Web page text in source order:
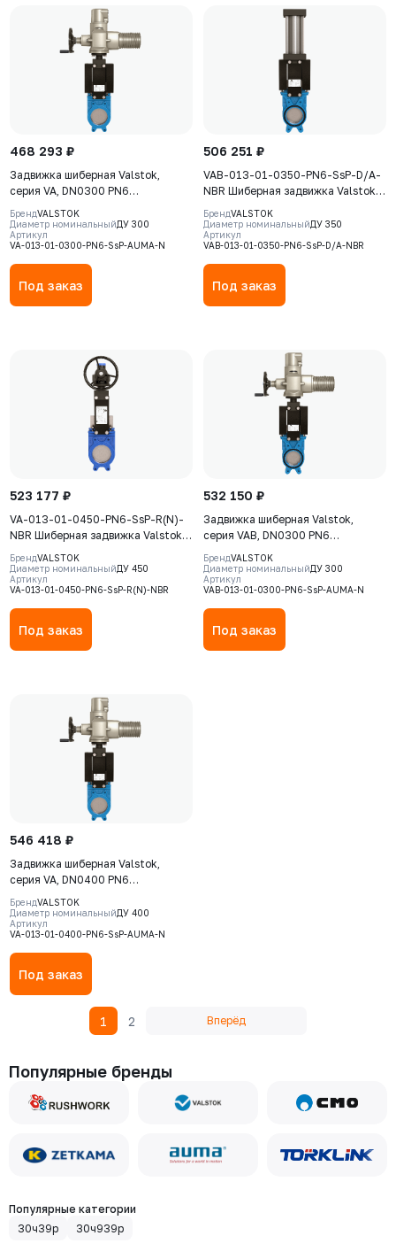
468 293 ₽
Задвижка шиберная Valstok,
серия VA, DN0300 PN6
невыдвижной шток, корпус GJS-
400-15 (GGG40), нож AISI 304,
NBR, Электропривод AUMA SA
БрендVALSTOK
Диаметр номинальныйДУ 300
Артикул
VA-013-01-0300-PN6-SsP-AUMA-N
Под заказ
506 251 ₽
VAB-013-01-0350-PN6-SsP-D/A-
NBR Шиберная задвижка Valstok,
серия VAB, DN 0350, PN=6 Бар,
пневмопривод двойного действия,
корпус GJS-400-15 (GGG40), нож
AISI304, седловое уплотнение
NBR
БрендVALSTOK
Диаметр номинальныйДУ 350
Артикул
VAB-013-01-0350-PN6-SsP-D/A-NBR
Под заказ
523 177 ₽
VA-013-01-0450-PN6-SsP-R(N)-
NBR Шиберная задвижка Valstok,
серия VА, DN 0450, PN=6 Бар,
редуктор, невыдвижной шток,
корпус GJS-400-15 (GGG40), нож
AISI304, седловое уплотнение
NBR
БрендVALSTOK
Диаметр номинальныйДУ 450
Артикул
VA-013-01-0450-PN6-SsP-R(N)-NBR
Под заказ
532 150 ₽
Задвижка шиберная Valstok,
серия VAB, DN0300 PN6
невыдвижной шток, корпус GJS-
400-15 (GGG40), нож AISI 304,
NBR, Электропривод AUMA SA
БрендVALSTOK
Диаметр номинальныйДУ 300
Артикул
VAB-013-01-0300-PN6-SsP-AUMA-N
Под заказ
546 418 ₽
Задвижка шиберная Valstok,
серия VA, DN0400 PN6
невыдвижной шток, корпус GJS-
400-15 (GGG40), нож AISI 304,
NBR, Электропривод AUMA SA
БрендVALSTOK
Диаметр номинальныйДУ 400
Артикул
VA-013-01-0400-PN6-SsP-AUMA-N
Под заказ
1 2 Вперёд
Популярные бренды
Популярные категории
30ч39р
30ч939р